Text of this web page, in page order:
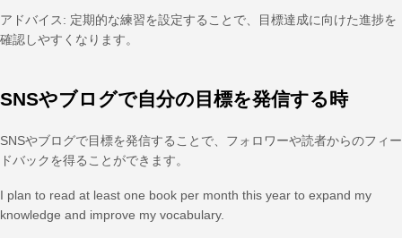
アドバイス: 定期的な練習を設定することで、目標達成に向けた進捗を
確認しやすくなります。
SNSやブログで自分の目標を発信する時
SNSやブログで目標を発信することで、フォロワーや読者からのフィー
ドバックを得ることができます。
I plan to read at least one book per month this year to expand my
knowledge and improve my vocabulary.